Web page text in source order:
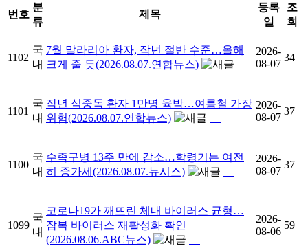
번호
분
류
제목
등록
일
조
회
1102
국
내
7월 말라리아 환자, 작년 절반 수준…올해
크게 줄 듯(2026.08.07.연합뉴스)
2026-
08-07
34
1101
국
내
작년 식중독 환자 1만명 육박…여름철 가장
위험(2026.08.07.연합뉴스)
2026-
08-07
37
1100
국
내
수족구병 13주 만에 감소…학령기는 여전
히 증가세(2026.08.07.뉴시스)
2026-
08-07
37
1099
국
내
코로나19가 깨뜨린 체내 바이러스 균형…
잠복 바이러스 재활성화 확인
(2026.08.06.ABC뉴스)
2026-
08-06
59